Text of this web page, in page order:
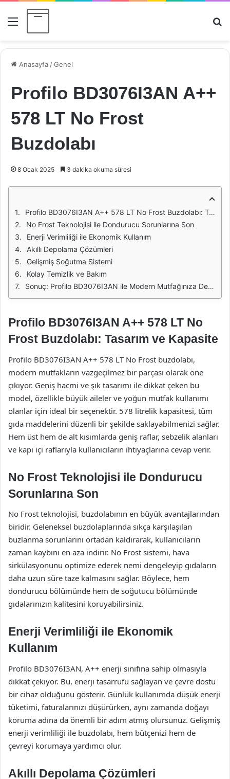
Menü
Anasayfa /Genel
Profilo BD3076I3AN A++
578 LT No Frost
Buzdolabı
8 Ocak 2025 3 dakika okuma süresi
Profilo BD3076I3AN A++ 578 LT No Frost Buzdolabı: Tasarım ve Kapasite
No Frost Teknolojisi ile Dondurucu Sorunlarına Son
Enerji Verimliliği ile Ekonomik Kullanım
Akıllı Depolama Çözümleri
Gelişmiş Soğutma Sistemi
Kolay Temizlik ve Bakım
Sonuç: Profilo BD3076I3AN ile Modern Mutfağınıza Değer Katın
Profilo BD3076I3AN A++ 578 LT No
Frost Buzdolabı: Tasarım ve Kapasite
Profilo BD3076I3AN A++ 578 LT No Frost buzdolabı,
modern mutfakların vazgeçilmez bir parçası olarak öne
çıkıyor. Geniş hacmi ve şık tasarımı ile dikkat çeken bu
model, özellikle büyük aileler ve yoğun mutfak kullanımı
olanlar için ideal bir seçenektir. 578 litrelik kapasitesi, tüm
gıda maddelerini düzenli bir şekilde saklayabilmenizi sağlar.
Hem üst hem de alt kısımlarda geniş raflar, sebzelik alanları
ve kapı içi raflarıyla kullanıcıların ihtiyaçlarına cevap verir.
No Frost Teknolojisi ile Dondurucu
Sorunlarına Son
No Frost teknolojisi, buzdolabının en büyük avantajlarından
biridir. Geleneksel buzdolaplarında sıkça karşılaşılan
buzlanma sorunlarını ortadan kaldırarak, kullanıcıların
zaman kaybını en aza indirir. No Frost sistemi, hava
sirkülasyonunu optimize ederek nemi dengeleyip gıdaların
daha uzun süre taze kalmasını sağlar. Böylece, hem
dondurucu bölümünde hem de soğutucu bölümünde
gıdalarınızın kalitesini koruyabilirsiniz.
Enerji Verimliliği ile Ekonomik
Kullanım
Profilo BD3076I3AN, A++ enerji sınıfına sahip olmasıyla
dikkat çekiyor. Bu, enerji tasarrufu sağlayan ve çevre dostu
bir cihaz olduğunu gösterir. Günlük kullanımda düşük enerji
tüketimi, faturalarınızı düşürürken, aynı zamanda doğayı
koruma adına da önemli bir adım atmış olursunuz. Gelişmiş
enerji verimliliği ile buzdolabı, hem bütçenizi hem de
çevreyi korumaya yardımcı olur.
Akıllı Depolama Çözümleri